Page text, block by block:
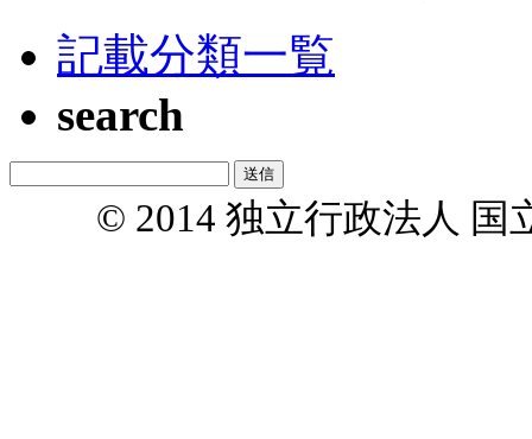
記載分類一覧
search
© 2014 独立行政法人 国